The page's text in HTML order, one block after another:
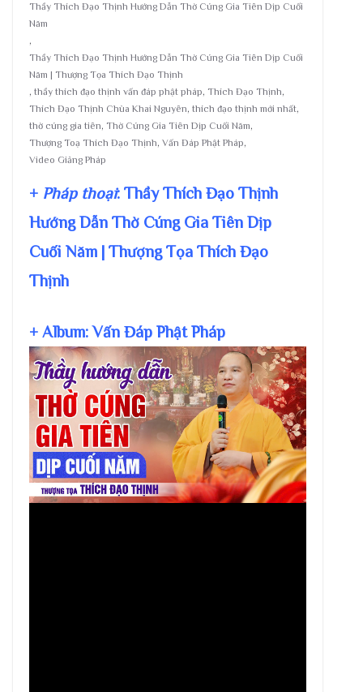
Thầy Thích Đạo Thịnh Hướng Dẫn Thờ Cúng Gia Tiên Dịp Cuối
Năm
,
Thầy Thích Đạo Thịnh Hướng Dẫn Thờ Cúng Gia Tiên Dịp Cuối
Năm | Thượng Tọa Thích Đạo Thịnh
, thầy thích đạo thịnh vấn đáp phật pháp, Thích Đạo Thịnh,
Thích Đạo Thịnh Chùa Khai Nguyên, thích đạo thịnh mới nhất,
thờ cúng gia tiên, Thờ Cúng Gia Tiên Dịp Cuối Năm,
Thượng Toạ Thích Đạo Thịnh, Vấn Đáp Phật Pháp,
Video Giảng Pháp
+ Pháp thoại: Thầy Thích Đạo Thịnh
Hướng Dẫn Thờ Cúng Gia Tiên Dịp
Cuối Năm | Thượng Tọa Thích Đạo
Thịnh
+ Album: Vấn Đáp Phật Pháp